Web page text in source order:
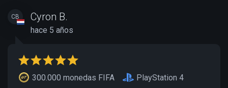
CB Cyron B.
hace 5 años
300.000 monedas FIFA PlayStation 4